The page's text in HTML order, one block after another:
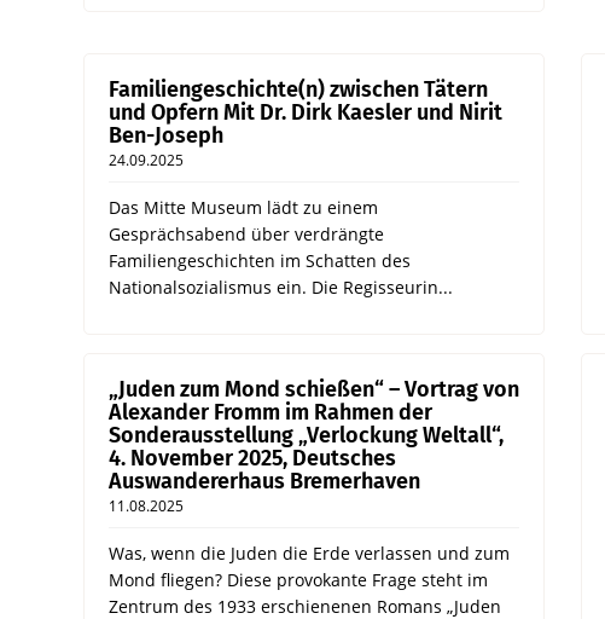
Familiengeschichte(n) zwischen Tätern
und Opfern Mit Dr. Dirk Kaesler und Nirit
Ben-Joseph
24.09.2025
Das Mitte Museum lädt zu einem
Gesprächsabend über verdrängte
Familiengeschichten im Schatten des
Nationalsozialismus ein. Die Regisseurin...
„Juden zum Mond schießen“ – Vortrag von
Alexander Fromm im Rahmen der
Sonderausstellung „Verlockung Weltall“,
4. November 2025, Deutsches
Auswandererhaus Bremerhaven
11.08.2025
Was, wenn die Juden die Erde verlassen und zum
Mond fliegen? Diese provokante Frage steht im
Zentrum des 1933 erschienenen Romans „Juden